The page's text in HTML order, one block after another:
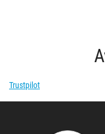
Trustpilot